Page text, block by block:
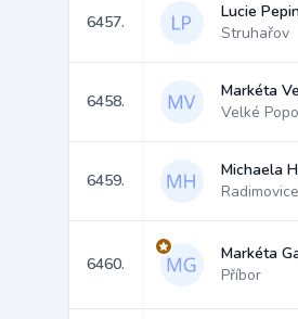
6457.
Lucie
Struhařov
6458.
Markéta
Velké
6459.
Michaela
Radimovice
6460.
Markéta
Příbor